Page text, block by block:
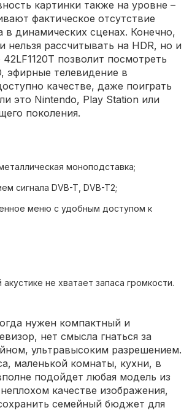
картинки также на уровне –
фактическое отсутствие
динамических сценах. Конечно,
нельзя рассчитывать на HDR, но и
42LF1120T позволит посмотреть
эфирные телевидение в
качестве, даже поиграть
это Nintendo, Play Station или
поколения.
моноподставка;
сигнала DVB-T, DVB-T2;
меню с удобным доступом к
– до 40 Вт/час;
уровня подсветки экрана.
акустике не хватает запаса громкости.
нужен компактный и
нет смысла гнаться за
ультравысоким разрешением.
маленькой комнаты, кухни, в
подойдет любая модель из
качестве изображения,
семейный бюджет для